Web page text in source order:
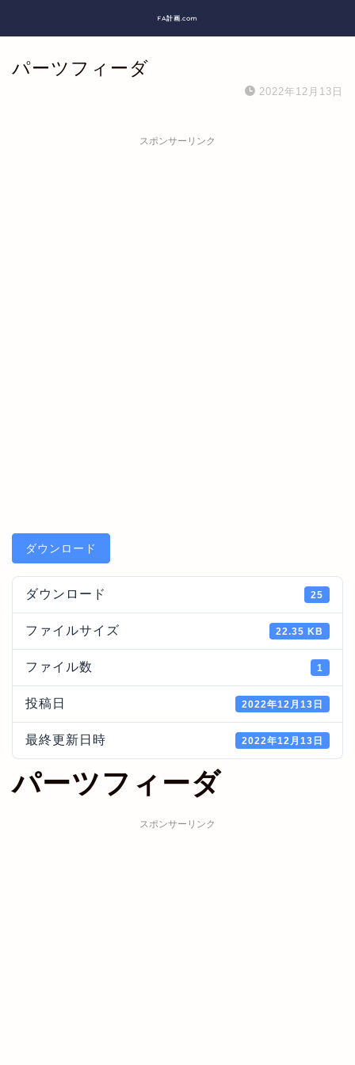
FA計画.com
パーツフィーダ
2022年12月13日
スポンサーリンク
ダウンロード
ダウンロード 25
ファイルサイズ 22.35 KB
ファイル数 1
投稿日 2022年12月13日
最終更新日時 2022年12月13日
パーツフィーダ
スポンサーリンク